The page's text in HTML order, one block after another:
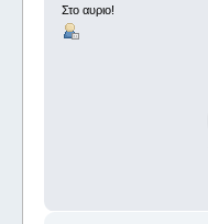
Στο αυριο!